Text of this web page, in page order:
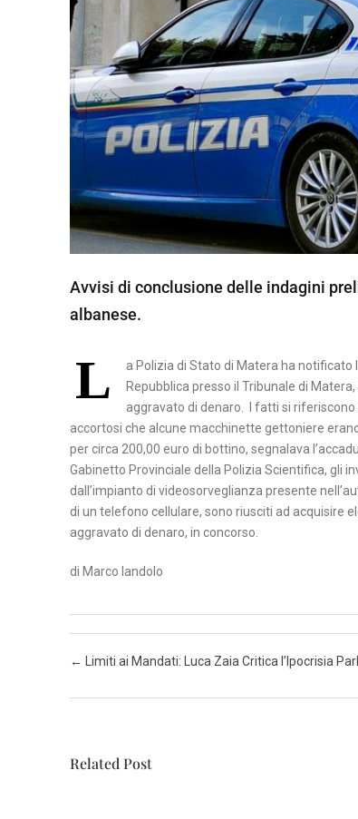
N
A
P
O
L
S
L
R
Avvisi di conclusione delle indagini
albanese.
L
a Polizia di Stato di Matera ha notificato
Repubblica presso il Tribunale di
aggravato di denaro. I fatti si riferiscono
accortosi che alcune macchinette gettoniere
per circa 200,00 euro di bottino, segnalava
Gabinetto Provinciale della Polizia Scientifica, gli
dall’impianto di videosorveglianza presente
di un telefono cellulare, sono riusciti ad acquisire
aggravato di denaro, in concorso.
di Marco Iandolo
Post navigation
← Limiti ai Mandati: Luca Zaia Critica l’Ipocrisia
Related Post